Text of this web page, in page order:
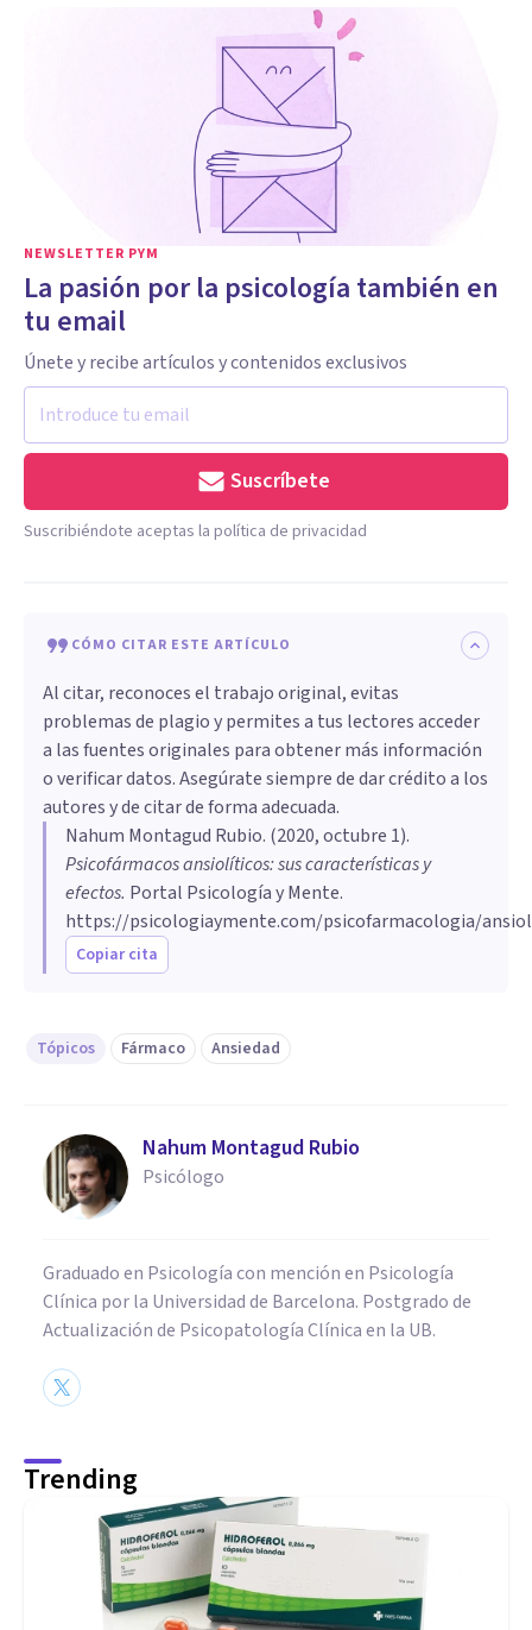
NEWSLETTER PYM
La pasión por la psicología también en
tu email
Únete y recibe artículos y contenidos exclusivos
Suscríbete
Suscribiéndote aceptas la política de privacidad
CÓMO CITAR ESTE ARTÍCULO
Al citar, reconoces el trabajo original, evitas
problemas de plagio y permites a tus lectores acceder
a las fuentes originales para obtener más información
o verificar datos. Asegúrate siempre de dar crédito a los
autores y de citar de forma adecuada.
Nahum Montagud Rubio. (2020, octubre 1).
Psicofármacos ansiolíticos: sus características y
efectos. Portal Psicología y Mente.
https://psicologiaymente.com/psicofarmacologia/
Copiar cita
Tópicos Fármaco Ansiedad
Nahum Montagud Rubio
Psicólogo
Graduado en Psicología con mención en Psicología
Clínica por la Universidad de Barcelona. Postgrado de
Actualización de Psicopatología Clínica en la UB.
Trending